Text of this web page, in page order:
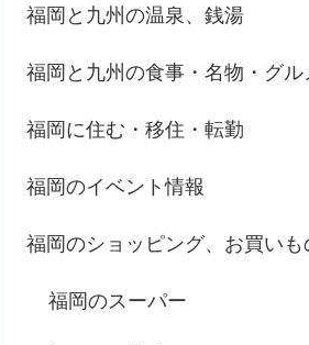
福岡と九州の温泉、銭湯
福岡と九州の食事・名物・グル
福岡に住む・移住・転勤
福岡のイベント情報
福岡のショッピング、お買いも
福岡のスーパー